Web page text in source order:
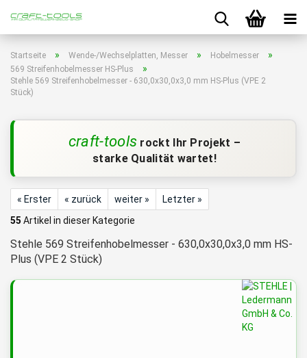
Startseite » Wende-/Wechselplatten, Messer » Hobelmesser »
569 Streifenhobelmesser HS-Plus »
Stehle 569 Streifenhobelmesser - 630,0x30,0x3,0 mm HS-Plus (VPE 2
Stück)
craft-tools rockt Ihr Projekt –
starke Qualität wartet!
« Erster « zurück weiter »
Letzter »
55 Artikel in dieser Kategorie
Stehle 569 Streifenhobelmesser - 630,0x30,0x3,0 mm HS-
Plus (VPE 2 Stück)